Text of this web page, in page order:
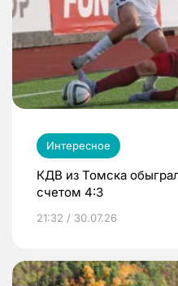
Интересное
КДВ из Томска
счетом 4:3
21:32 / 30.07.26